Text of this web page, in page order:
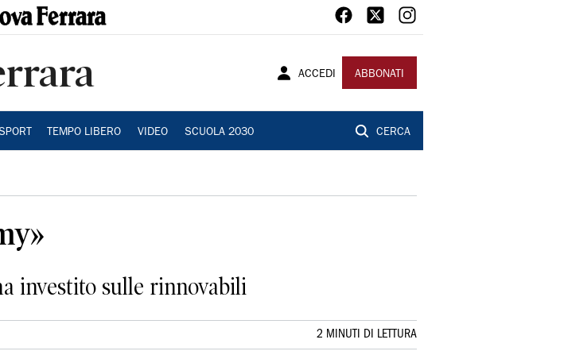
ACCEDI ABBONATI
TEMPO LIBERO VIDEO SCUOLA 2030 CERCA
investito sulle rinnovabili
2 MINUTI DI LETTURA